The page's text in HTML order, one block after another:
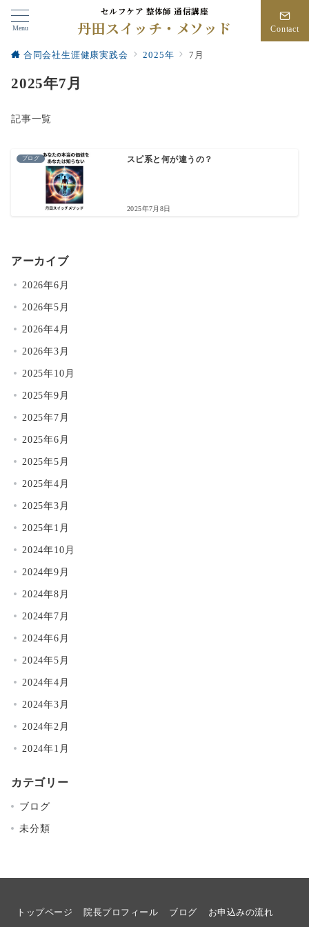
Menu
セルフケア 整体師 通信講座
丹田スイッチ・メソッド Contact
合同会社生涯健康実践会 2025年 7月
2025年7月
記事一覧
ブログ スピ系と何が違うの？
2025年7月8日
アーカイブ
2026年6月
2026年5月
2026年4月
2026年3月
2025年10月
2025年9月
2025年7月
2025年6月
2025年5月
2025年4月
2025年3月
2025年1月
2024年10月
2024年9月
2024年8月
2024年7月
2024年6月
2024年5月
2024年4月
2024年3月
2024年2月
2024年1月
カテゴリー
ブログ
未分類
トップページ 院長プロフィール ブログ お申込みの流れ